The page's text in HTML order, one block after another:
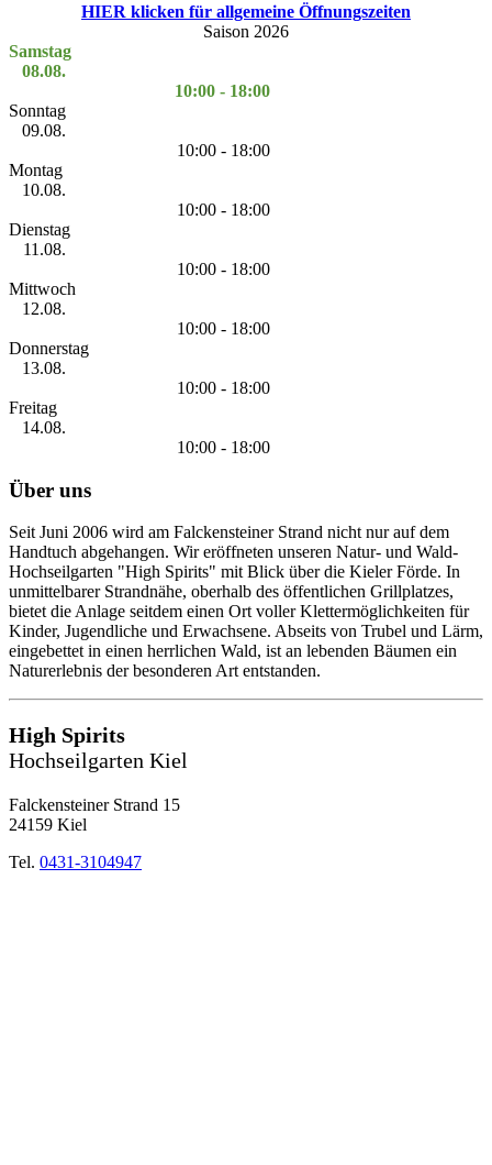
HIER klicken für allgemeine Öffnungszeiten
Saison 2026
Samstag
08.08.
10:00 - 18:00
Sonntag
09.08.
10:00 - 18:00
Montag
10.08.
10:00 - 18:00
Dienstag
11.08.
10:00 - 18:00
Mittwoch
12.08.
10:00 - 18:00
Donnerstag
13.08.
10:00 - 18:00
Freitag
14.08.
10:00 - 18:00
Über uns
Seit Juni 2006 wird am Falckensteiner Strand nicht nur auf dem
Handtuch abgehangen. Wir eröffneten unseren Natur- und Wald-
Hochseilgarten "High Spirits" mit Blick über die Kieler Förde. In
unmittelbarer Strandnähe, oberhalb des öffentlichen Grillplatzes,
bietet die Anlage seitdem einen Ort voller Klettermöglichkeiten für
Kinder, Jugendliche und Erwachsene. Abseits von Trubel und Lärm,
eingebettet in einen herrlichen Wald, ist an lebenden Bäumen ein
Naturerlebnis der besonderen Art entstanden.
High Spirits
Hochseilgarten Kiel
Falckensteiner Strand 15
24159 Kiel
Tel. 0431-3104947